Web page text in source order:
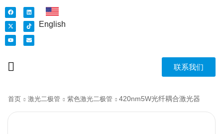
English
联系我们
首页 激光二极管 紫色激光二极管 420nm5W光纤耦合激光器